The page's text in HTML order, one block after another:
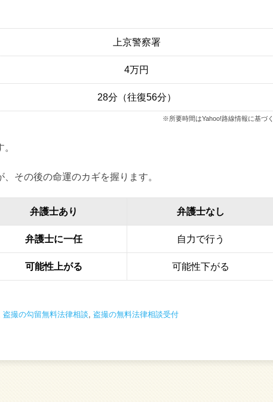
上京警察署
4万円
28分（往復56分）
※所要時間はYahoo!路線情報に基づく
、その後の命運のカギを握ります。
弁護士あり 弁護士なし
弁護士に一任 自力で行う
可能性上がる 可能性下がる
盗撮の勾留無料法律相談 盗撮の無料法律相談受付